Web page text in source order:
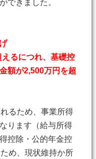
できました。
るにつれ、基礎控
額が2,500万円を超
るため、事業所得
ります（給与所得
控除・公的年金控
め、現状維持か所